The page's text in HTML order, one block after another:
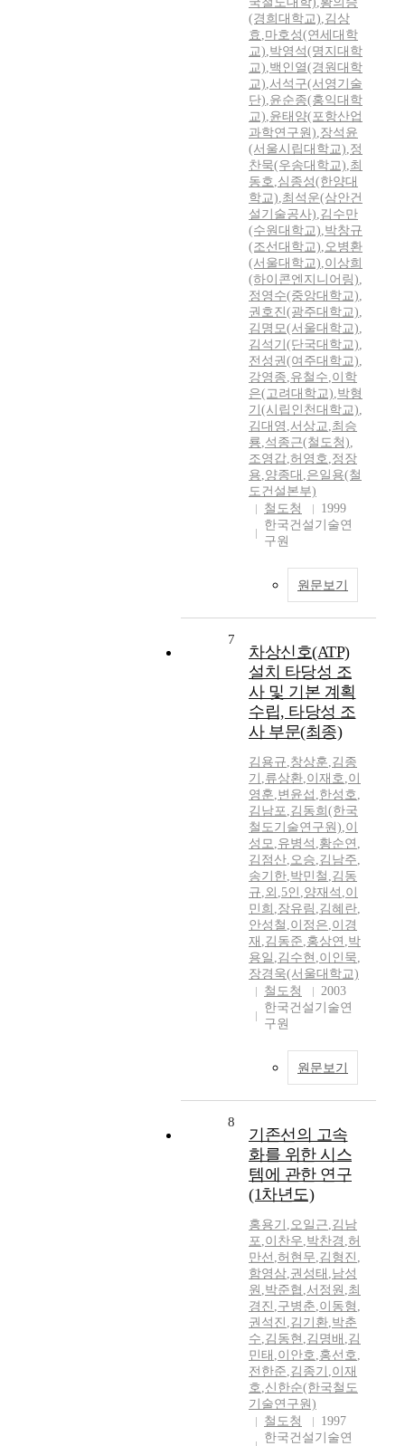
(경희대학교),김상
효 ,마호성(연세대학
교),박영석(명지대학
교),백인열(경원대학
교),서석구(서영기술
단),윤순종(홍익대학
교),윤태양(포항산업
과학연구원),장석윤
(서울시립대학교),정
찬묵(우송대학교),최
동호,심종성(한양대
학교),최석운(삼안건
설기술공사),김수만
(수원대학교),박창규
(조선대학교),오병환
(서울대학교),이상희
(하이콘엔지니어링),
정영수(중앙대학교),
권호진(광주대학교),
김명모(서울대학교),
김석기(단국대학교),
전성권(여주대학교),
강영종,유철수,이학
은(고려대학교),박형
기(시립인천대학교),
김대영 ,서상교,최승
룡,석종근(철도청),
조영갑,허영호,정장
용,양종대 ,은일용(철
도건설본부)
철도청
1999
한국건설기술연
구원
원문보기
7
차상신호(ATP)
설치 타당성 조
사 및 기본 계획
수립, 타당성 조
사 부문(최종)
김용규,창상훈,김종
기 ,류상환,이재호,이
영훈,변윤섭 ,한성호,
김남포,김동희(한국
철도기술연구원),이
성모,유병석 ,황순연 ,
김점산,오승,김남주,
송기한,박민철 ,김동
규,외 ,5인 ,양재석 ,이
민희 ,장유림 ,김혜란,
안성철 ,이정은,이경
재 ,김동준,홍상연 ,박
용일 ,김수현 ,이인묵,
장경욱(서울대학교)
철도청
2003
한국건설기술연
구원
원문보기
8
기존선의 고속
화를 위한 시스
템에 관한 연구
(1차년도)
홍용기 ,오일근,김남
포,이찬우,박찬경 ,허
만선 ,허현무,김형진 ,
함영삼,권성태 ,남성
원 ,박준협 ,서정원 ,최
경진 ,구병춘,이동형 ,
권석진 ,김기환,박춘
수,김동현 ,김명배 ,김
민태 ,이안호,홍선호,
전한준,김종기 ,이재
호,신한순(한국철도
기술연구원)
철도청
1997
한국건설기술연